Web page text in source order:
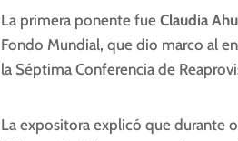
La primera ponente fueClaudia
Fondo Mundial, que dio marco al
la Séptima Conferencia de
La expositora explicó que durante